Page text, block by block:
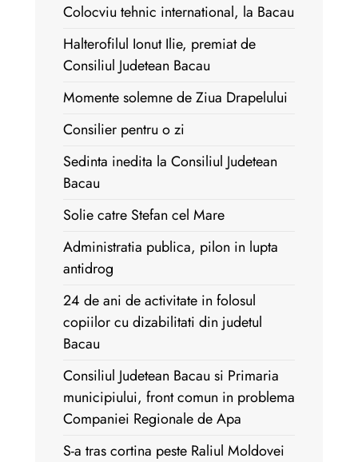
Colocviu tehnic international, la Bacau
Halterofilul Ionut Ilie, premiat de
Consiliul Judetean Bacau
Momente solemne de Ziua Drapelului
Consilier pentru o zi
Sedinta inedita la Consiliul Judetean
Bacau
Solie catre Stefan cel Mare
Administratia publica, pilon in lupta
antidrog
24 de ani de activitate in folosul
copiilor cu dizabilitati din judetul
Bacau
Consiliul Judetean Bacau si Primaria
municipiului, front comun in problema
Companiei Regionale de Apa
S-a tras cortina peste Raliul Moldovei